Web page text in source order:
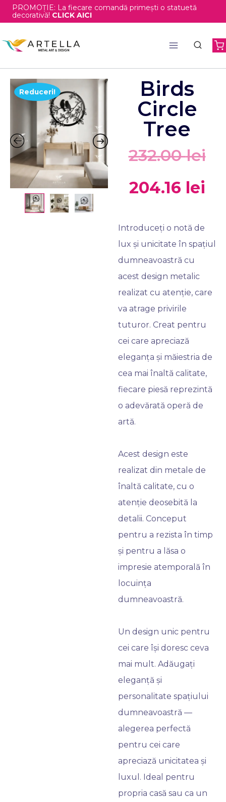
PROMOȚIE: La fiecare comandă primești o statuetă
decorativă! CLICK AICI
Reduceri!
Birds
Circle
Tree
232.00lei
204.16 lei
Introduceți o notă de
lux și unicitate în spațiul
dumneavoastră cu
acest design metalic
realizat cu atenție, care
va atrage privirile
tuturor. Creat pentru
cei care apreciază
eleganța și măiestria de
cea mai înaltă calitate,
fiecare piesă reprezintă
o adevărată operă de
artă.
Acest design este
realizat din metale de
înaltă calitate, cu o
atenție deosebită la
detalii. Conceput
pentru a rezista în timp
și pentru a lăsa o
impresie atemporală în
locuința
dumneavoastră.
Un design unic pentru
cei care își doresc ceva
mai mult. Adăugați
eleganță și
personalitate spațiului
dumneavoastră —
alegerea perfectă
pentru cei care
apreciază unicitatea și
luxul. Ideal pentru
propria casă sau ca un